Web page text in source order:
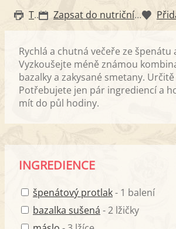
Tisk Zapsat do nutričního diáře
Rychlá a chutná večeře ze špenátu
Vyzkoušejte méně známou
bazalky a zakysané smetany.
Potřebujete jen pár ingrediencí a
mít do půl hodiny.
INGREDIENCE
špenátový protlak- 1 balení
bazalka sušená - 2 lžičky